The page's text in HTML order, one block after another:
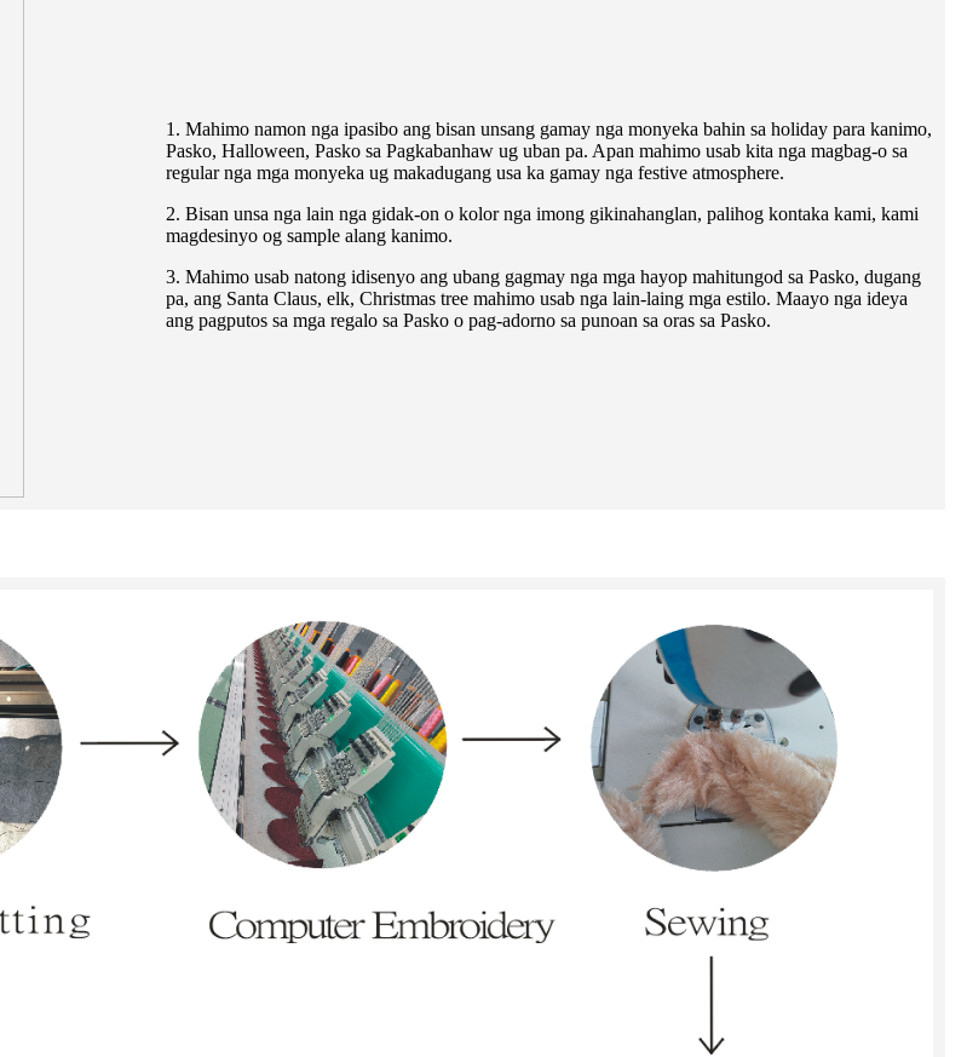
1. Mahimo namon nga ipasibo ang bisan unsang gamay nga monyeka bahin sa holiday para kanimo,
Pasko, Halloween, Pasko sa Pagkabanhaw ug uban pa. Apan mahimo usab kita nga magbag-o sa
regular nga mga monyeka ug makadugang usa ka gamay nga festive atmosphere.
2. Bisan unsa nga lain nga gidak-on o kolor nga imong gikinahanglan, palihog kontaka kami, kami
magdesinyo og sample alang kanimo.
3. Mahimo usab natong idisenyo ang ubang gagmay nga mga hayop mahitungod sa Pasko, dugang
pa, ang Santa Claus, elk, Christmas tree mahimo usab nga lain-laing mga estilo. Maayo nga ideya
ang pagputos sa mga regalo sa Pasko o pag-adorno sa punoan sa oras sa Pasko.